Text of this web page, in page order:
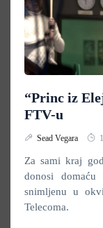
“Princ iz
FTV-u
Sead Vegara
Za sami kraj
donosi domaću
snimljenu u
Telecoma.